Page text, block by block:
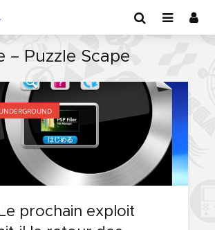
– Puzzle Scape
UNDERGROUND
prochain exploit